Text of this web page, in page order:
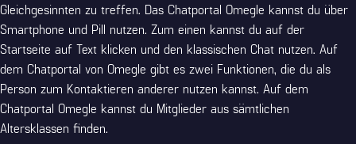
Gleichgesinnten zu treffen. Das Chatportal Omegle kannst du über
Smartphone und Pill nutzen. Zum einen kannst du auf der
Startseite auf Text klicken und den klassischen Chat nutzen. Auf
dem Chatportal von Omegle gibt es zwei Funktionen, die du als
Person zum Kontaktieren anderer nutzen kannst. Auf dem
Chatportal Omegle kannst du Mitglieder aus sämtlichen
Altersklassen finden.